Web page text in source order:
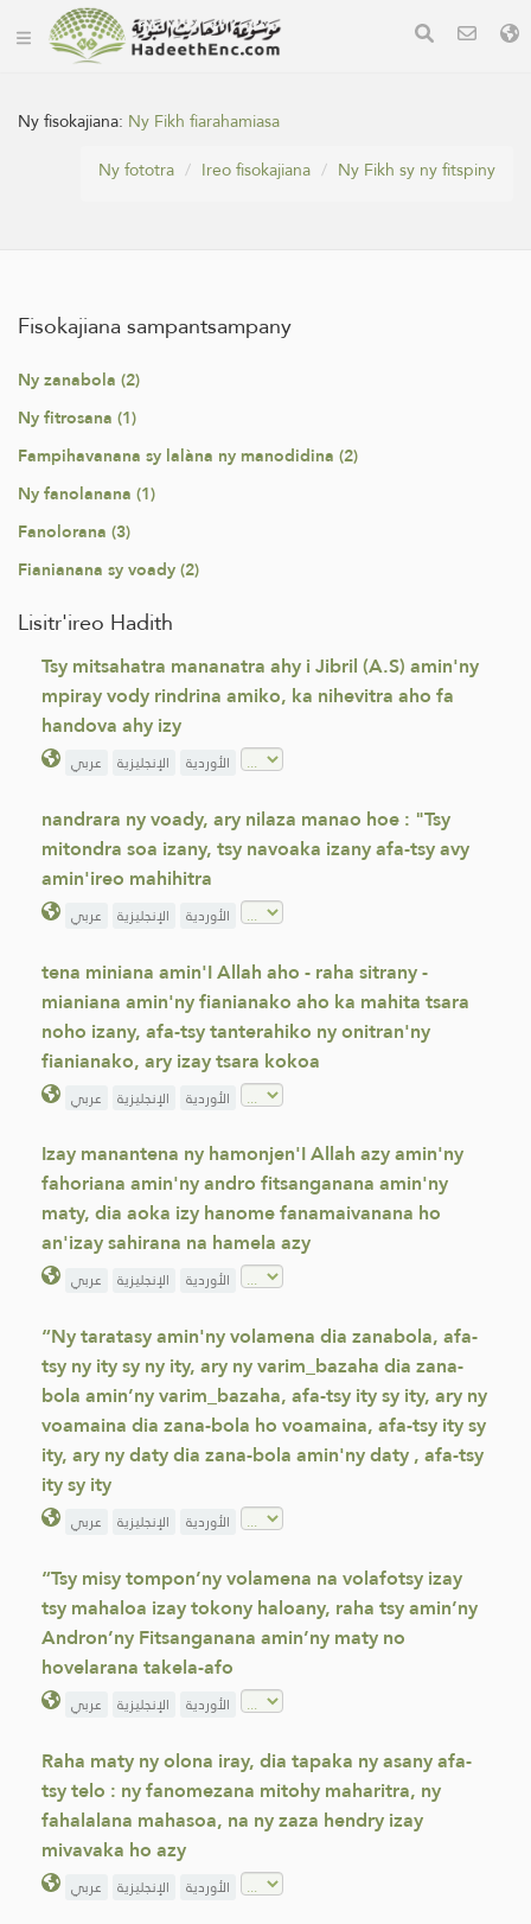
Ny fisokajiana: Ny Fikh fiarahamiasa
Ny fototra
Ireo fisokajiana Ny Fikh sy ny fitspiny
Fisokajiana sampantsampany
Ny zanabola (2)
Ny fitrosana (1)
Fampihavanana sy lalàna ny manodidina (2)
Ny fanolanana (1)
Fanolorana (3)
Fianianana sy voady (2)
Lisitr'ireo Hadith
Tsy mitsahatra mananatra ahy i Jibril (A.S) amin'ny
mpiray vody rindrina amiko, ka nihevitra aho fa
handova ahy izy
عربي الإنجليزية الأوردية
nandrara ny voady, ary nilaza manao hoe : "Tsy
mitondra soa izany, tsy navoaka izany afa-tsy avy
amin'ireo mahihitra
عربي الإنجليزية الأوردية
tena miniana amin'I Allah aho - raha sitrany -
mianiana amin'ny fianianako aho ka mahita tsara
noho izany, afa-tsy tanterahiko ny onitran'ny
fianianako, ary izay tsara kokoa
عربي الإنجليزية الأوردية
Izay manantena ny hamonjen'I Allah azy amin'ny
fahoriana amin'ny andro fitsanganana amin'ny
maty, dia aoka izy hanome fanamaivanana ho
an'izay sahirana na hamela azy
عربي الإنجليزية الأوردية
“Ny taratasy amin'ny volamena dia zanabola, afa-
tsy ny ity sy ny ity, ary ny varim_bazaha dia zana-
bola amin’ny varim_bazaha, afa-tsy ity sy ity, ary ny
voamaina dia zana-bola ho voamaina, afa-tsy ity sy
ity, ary ny daty dia zana-bola amin'ny daty , afa-tsy
ity sy ity
عربي الإنجليزية الأوردية
“Tsy misy tompon’ny volamena na volafotsy izay
tsy mahaloa izay tokony haloany, raha tsy amin’ny
Andron’ny Fitsanganana amin’ny maty no
hovelarana takela-afo
عربي الإنجليزية الأوردية
Raha maty ny olona iray, dia tapaka ny asany afa-
tsy telo : ny fanomezana mitohy maharitra, ny
fahalalana mahasoa, na ny zaza hendry izay
mivavaka ho azy
عربي الإنجليزية الأوردية